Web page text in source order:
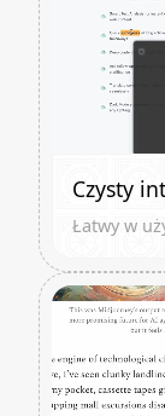
Czysty
Łatwy w